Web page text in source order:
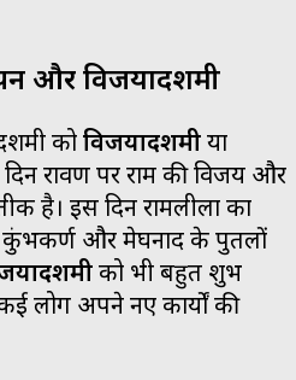
और विजयादशमी
कोविजयादशमीया
दिन रावण पर राम की विजय और
है। इस दिन रामलीला का
कुंभकर्ण और मेघनाद के पुतलों
को भी बहुत शुभ
लोग अपने नए कार्यों की